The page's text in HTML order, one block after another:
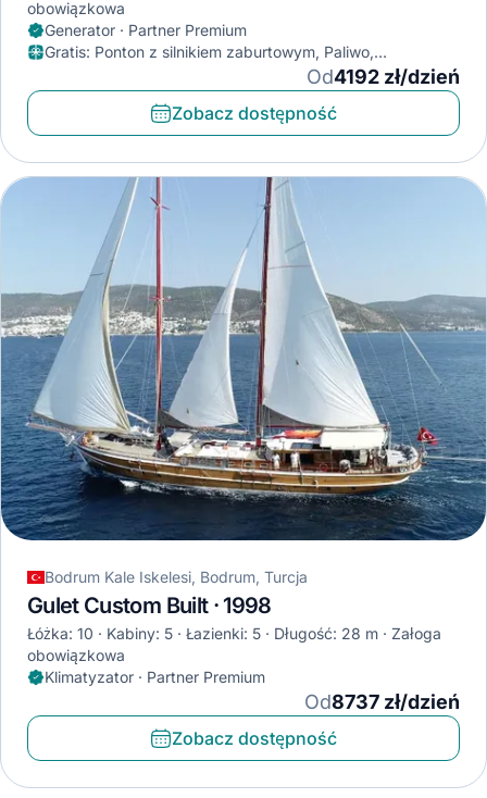
obowiązkowa
Generator · Partner Premium
Gratis: Ponton z silnikiem zaburtowym, Paliwo,
Od4192 zł/dzień
Zobacz dostępność
Bodrum Kale Iskelesi, Bodrum, Turcja
Gulet Custom Built · 1998
Łóżka: 10 Kabiny: 5 Łazienki: 5 Długość: 28 m
Załoga
obowiązkowa
Klimatyzator · Partner Premium
Od8737 zł/dzień
Zobacz dostępność